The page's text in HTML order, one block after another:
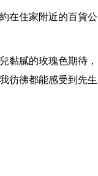
在住家附近的百貨公
黏膩的玫瑰色期待，
彷彿都能感受到先生